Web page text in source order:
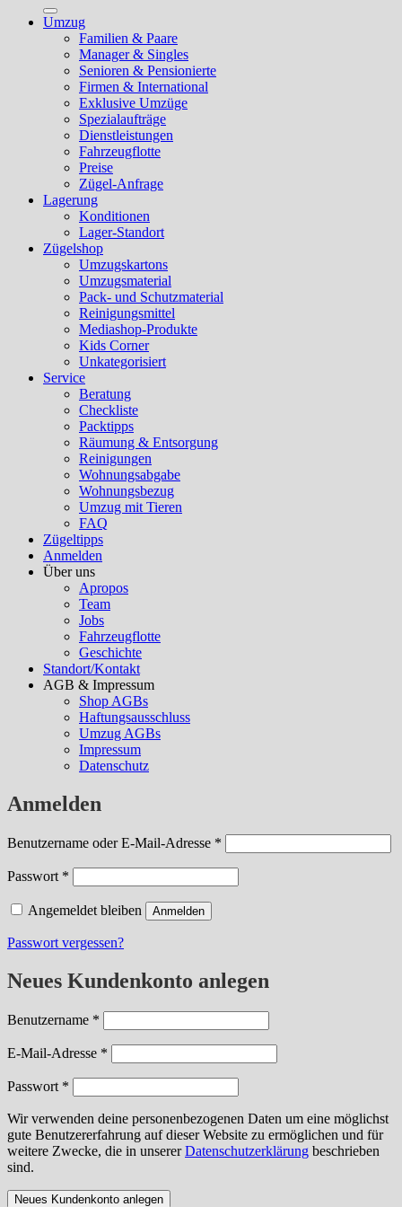
Umzug
Familien & Paare
Manager & Singles
Senioren & Pensionierte
Firmen & International
Exklusive Umzüge
Spezialaufträge
Dienstleistungen
Fahrzeugflotte
Preise
Zügel-Anfrage
Lagerung
Konditionen
Lager-Standort
Zügelshop
Umzugskartons
Umzugsmaterial
Pack- und Schutzmaterial
Reinigungsmittel
Mediashop-Produkte
Kids Corner
Unkategorisiert
Service
Beratung
Checkliste
Packtipps
Räumung & Entsorgung
Reinigungen
Wohnungsabgabe
Wohnungsbezug
Umzug mit Tieren
FAQ
Zügeltipps
Anmelden
Über uns
Apropos
Team
Jobs
Fahrzeugflotte
Geschichte
Standort/Kontakt
AGB & Impressum
Shop AGBs
Haftungsausschluss
Umzug AGBs
Impressum
Datenschutz
Anmelden
Benutzername oder E-Mail-Adresse *
Passwort *
Angemeldet bleiben Anmelden
Passwort vergessen?
Neues Kundenkonto anlegen
Benutzername *
E-Mail-Adresse *
Passwort *
Wir verwenden deine personenbezogenen Daten um eine möglichst
gute Benutzererfahrung auf dieser Website zu ermöglichen und für
weitere Zwecke, die in unsererDatenschutzerklärung beschrieben
sind.
Neues Kundenkonto anlegen